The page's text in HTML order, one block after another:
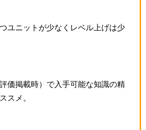
ユニットが少なくレベル上げは少
価掲載時）で入手可能な知識の精
スメ。